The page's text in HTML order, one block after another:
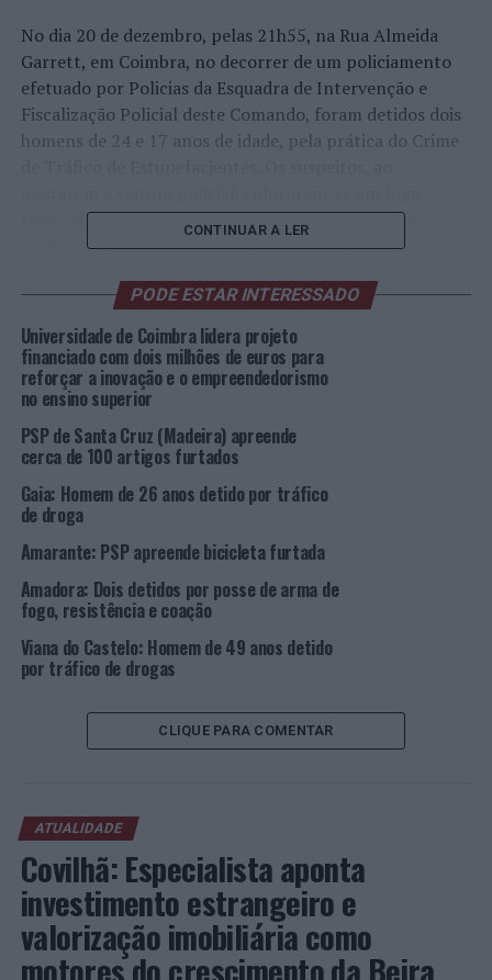
No dia 20 de dezembro, pelas 21h55, na Rua Almeida
Garrett, em Coimbra, no decorrer de um policiamento
efetuado por Policias da Esquadra de Intervenção e
Fiscalização Policial deste Comando, foram detidos dois
homens de 24 e 17 anos de idade, pela prática do Crime
tendo sido de imediato intercetados, sujeitos a uma
revista de segurança, foi-lhes encontrado Haxixe, num
detidos.
Uma através de mandado de detenção
No dia 20 de dezembro, pelas 23h30, no cumprimento
Figueira da Foz, foi detido um homem de 20 anos de
idade, pelo Crime de Roubo, a fim de ser presente a
Autoridade Judicial.
Foto: DR.
TÓPICOS RELACIONADOS:
DESTAQUE
FIGUEIRA DA FOZ
PRÓXIMO
Espinho: Homem detido por tráfico de estupefacientes
Coimbra: Três detidos por condução sob o efeito do
CONTINUAR A LER
PODE ESTAR INTERESSADO
Universidade de Coimbra lidera projeto
financiado com dois milhões de euros para
reforçar a inovação e o empreendedorismo
no ensino superior
PSP de Santa Cruz (Madeira) apreende
cerca de 100 artigos furtados
Gaia: Homem de 26 anos detido por tráfico
de droga
Amarante: PSP apreende bicicleta furtada
Amadora: Dois detidos por posse de arma de
fogo, resistência e coação
Viana do Castelo: Homem de 49 anos detido
por tráfico de drogas
CLIQUE PARA COMENTAR
ATUALIDADE
Covilhã: Especialista aponta
investimento estrangeiro e
valorização imobiliária como
motores do crescimento da Beira